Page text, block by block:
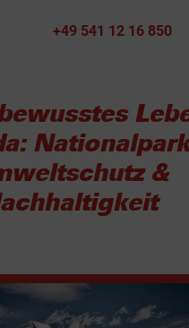
+49 541 12 16 850
&